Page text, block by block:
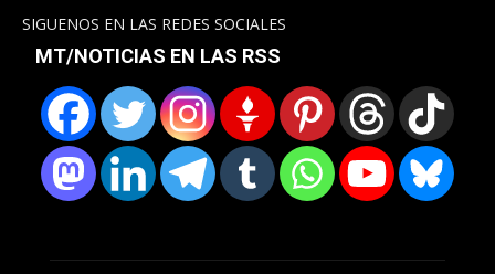
SIGUENOS EN LAS REDES SOCIALES
MT/NOTICIAS EN LAS RSS